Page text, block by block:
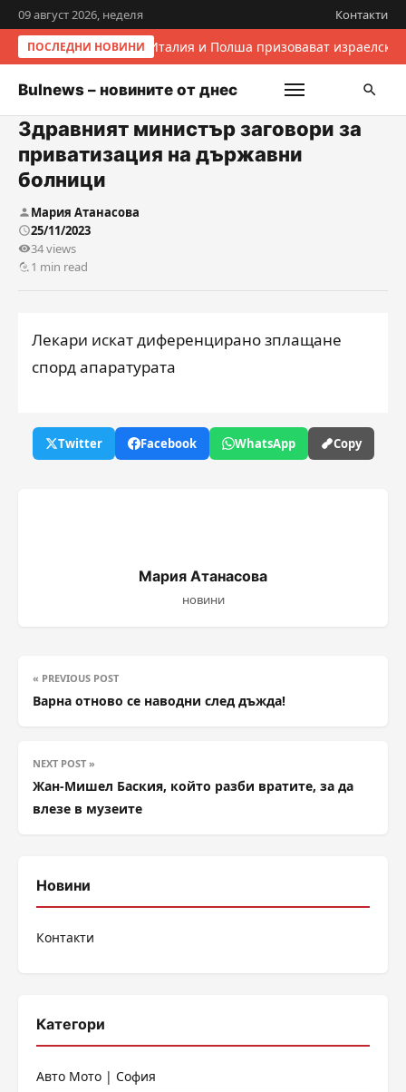
09 август 2026, неделя Контакти
ПОСЛЕДНИ НОВИНИ Италия и Полша призовават
Bulnews – новините от днес
Здравният министър заговори за
приватизация на държавни
болници
Мария Атанасова
25/11/2023
34 views
1 min read
Лекари искат диференцирано зплащане
спорд апаратурата
Twitter Facebook WhatsApp Copy
Мария Атанасова
новини
« PREVIOUS POST
Варна отново се наводни след дъжда!
NEXT POST »
Жан-Мишел Баския, който разби вратите, за да
влезе в музеите
Новини
Контакти
Категори
Авто Мото | София